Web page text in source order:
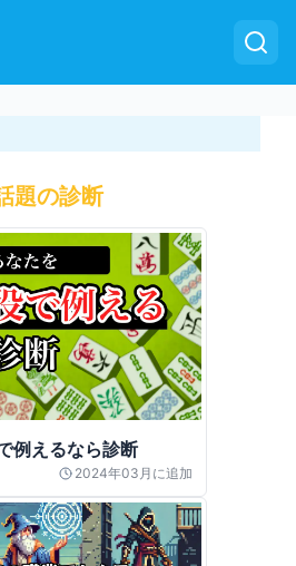
題の診断
例えるなら診断
2024年03月 に追加